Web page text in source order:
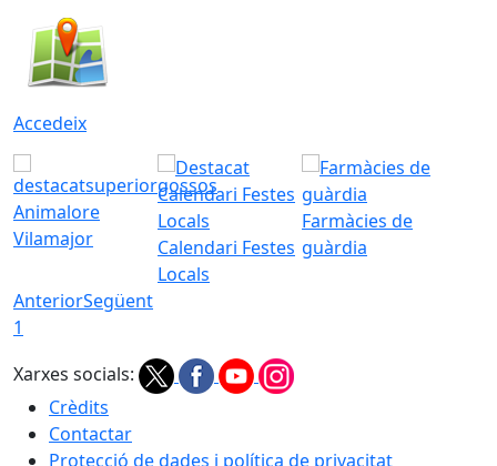
Accedeix
Animalore
Vilamajor
Calendari Festes
Locals
Farmàcies de
guàrdia
AnteriorSegüent
1
Xarxes socials:
Crèdits
Contactar
Protecció de dades i política de privacitat